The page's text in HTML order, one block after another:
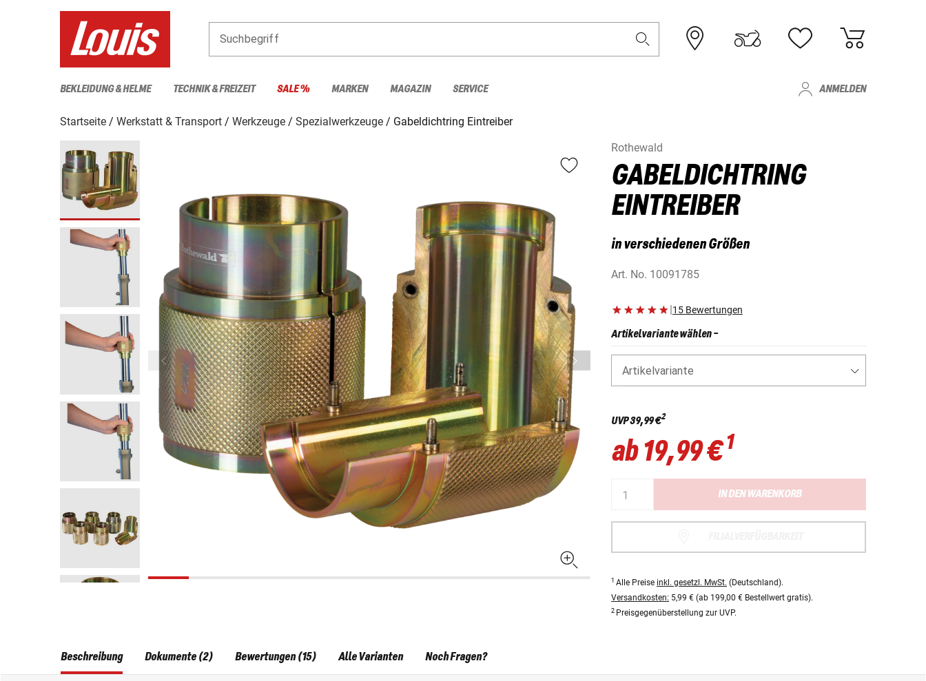
Suchbegriff
BEKLEIDUNG & HELME TECHNIK & FREIZEIT SALE % MARKEN MAGAZIN SERVICE ANMELDEN
Startseite Werkstatt & Transport Werkzeuge Spezialwerkzeuge
Gabeldichtring Eintreiber
Rothewald
GABELDICHTRING
EINTREIBER
in verschiedenen Größen
Art. No. 10091785
|15 Bewertungen
Artikelvariante wählen-
Artikelvariante
UVP39,99 €2
ab19,99 €1
IN DEN WARENKORB
1 Alle Preise inkl. gesetzl. MwSt. (Deutschland).
Versandkosten: 5,99 € (ab 199,00 € Bestellwert gratis).
2 Preisgegenüberstellung zur UVP.
Beschreibung Dokumente (2) Bewertungen (15) Alle Varianten Noch Fragen?